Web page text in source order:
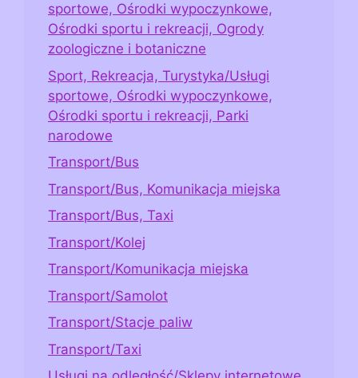
sportowe, Ośrodki wypoczynkowe,
Ośrodki sportu i rekreacji, Ogrody
zoologiczne i botaniczne
Sport, Rekreacja, Turystyka/Usługi
sportowe, Ośrodki wypoczynkowe,
Ośrodki sportu i rekreacji, Parki
narodowe
Transport/Bus
Transport/Bus, Komunikacja miejska
Transport/Bus, Taxi
Transport/Kolej
Transport/Komunikacja miejska
Transport/Samolot
Transport/Stacje paliw
Transport/Taxi